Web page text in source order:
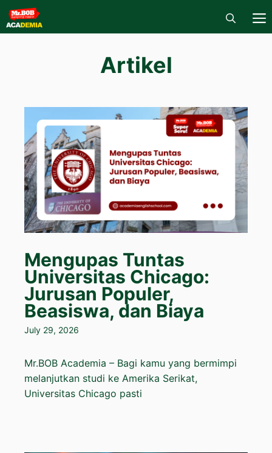
Skip
to
content
Artikel
Mengupas Tuntas
Universitas Chicago:
Jurusan Populer,
Beasiswa, dan Biaya
July 29, 2026
Mr.BOB Academia – Bagi kamu yang bermimpi
melanjutkan studi ke Amerika Serikat,
Universitas Chicago pasti